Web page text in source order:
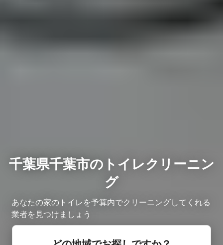
千葉県千葉市のトイレクリーニン
グ
あなたの家のトイレを予算内でクリーニングしてくれる
業者を見つけましょう